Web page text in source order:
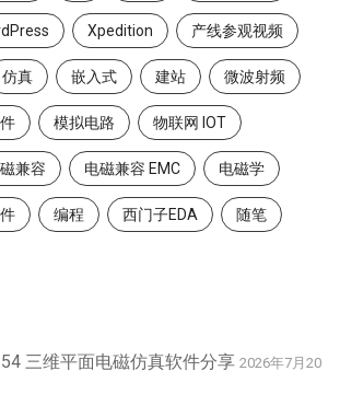
Xpedition 产线参观视频
仿真 嵌入式 建站 微波射频
模拟电路 物联网 IOT
兼容 电磁兼容 EMC 电磁学
编程 西门子EDA 随笔
三维平面电磁仿真软件分享 2026年7月20